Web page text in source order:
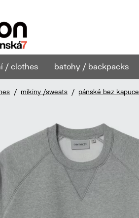
/ clothes batohy / backpacks
/ mikiny /sweats / pánské bez kapuce